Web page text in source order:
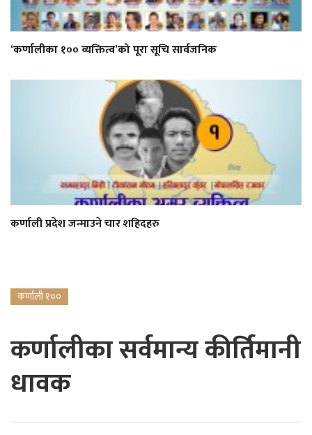
‘कर्णालीका १०० व्यक्तित्व’को पूरा सूचि सार्वजनिक
कर्णाली प्रदेश जन्माउने चार शहिदहरु
कर्णाली १००
कर्णालीका सर्वमान्य कीर्तिमानी
धावक